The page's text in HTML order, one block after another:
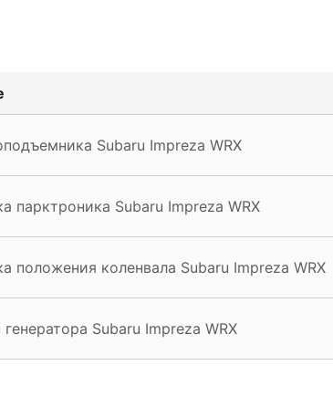
Subaru Impreza WRX
парктроника Subaru Impreza WRX
положения коленвала Subaru Impreza WRX
Subaru Impreza WRX